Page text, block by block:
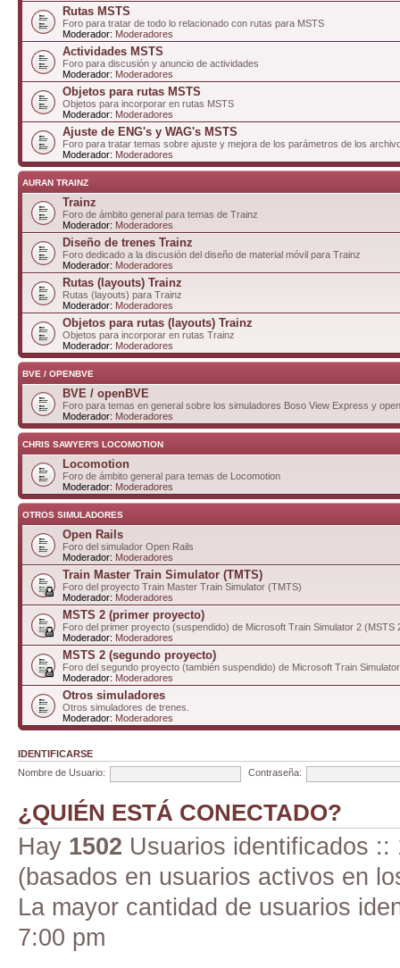
Rutas MSTS
Foro para tratar de todo lo relacionado con rutas para MSTS
Moderador: Moderadores
Actividades MSTS
Foro para discusión y anuncio de actividades
Moderador: Moderadores
Objetos para rutas MSTS
Objetos para incorporar en rutas MSTS
Moderador: Moderadores
Ajuste de ENG's y WAG's MSTS
Foro para tratar temas sobre ajuste y mejora de los parámetros de los
Moderador: Moderadores
AURAN TRAINZ
Trainz
Foro de ámbito general para temas de Trainz
Moderador: Moderadores
Diseño de trenes Trainz
Foro dedicado a la discusión del diseño de material móvil para Trainz
Moderador: Moderadores
Rutas (layouts) Trainz
Rutas (layouts) para Trainz
Moderador: Moderadores
Objetos para rutas (layouts) Trainz
Objetos para incorporar en rutas Trainz
Moderador: Moderadores
BVE / OPENBVE
BVE / openBVE
Foro para temas en general sobre los simuladores Boso View Express y
Moderador: Moderadores
CHRIS SAWYER'S LOCOMOTION
Locomotion
Foro de ámbito general para temas de Locomotion
Moderador: Moderadores
OTROS SIMULADORES
Open Rails
Foro del simulador Open Rails
Moderador: Moderadores
Train Master Train Simulator (TMTS)
Foro del proyecto Train Master Train Simulator (TMTS)
Moderador: Moderadores
MSTS 2 (primer proyecto)
Foro del primer proyecto (suspendido) de Microsoft Train Simulator 2 (MSTS
Moderador: Moderadores
MSTS 2 (segundo proyecto)
Foro del segundo proyecto (también suspendido) de Microsoft Train
Moderador: Moderadores
Otros simuladores
Otros simuladores de trenes.
Moderador: Moderadores
IDENTIFICARSE
Nombre de Usuario:
Contraseña:
¿QUIÉN ESTÁ CONECTADO?
Hay 1502 Usuarios identificados
(basados en usuarios activos en
La mayor cantidad de usuarios
7:00 pm